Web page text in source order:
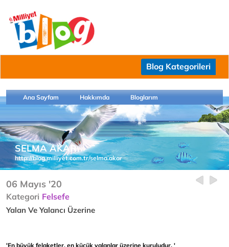
Blog Kategorileri
Ana Sayfam Hakkımda Bloglarım
SELMA AKAR
http://blog.milliyet.com.tr/selma.akar
06 Mayıs '20
Kategori Felsefe
Yalan Ve Yalancı Üzerine
'En büyük felaketler, en küçük yalanlar üzerine kuruludur. '